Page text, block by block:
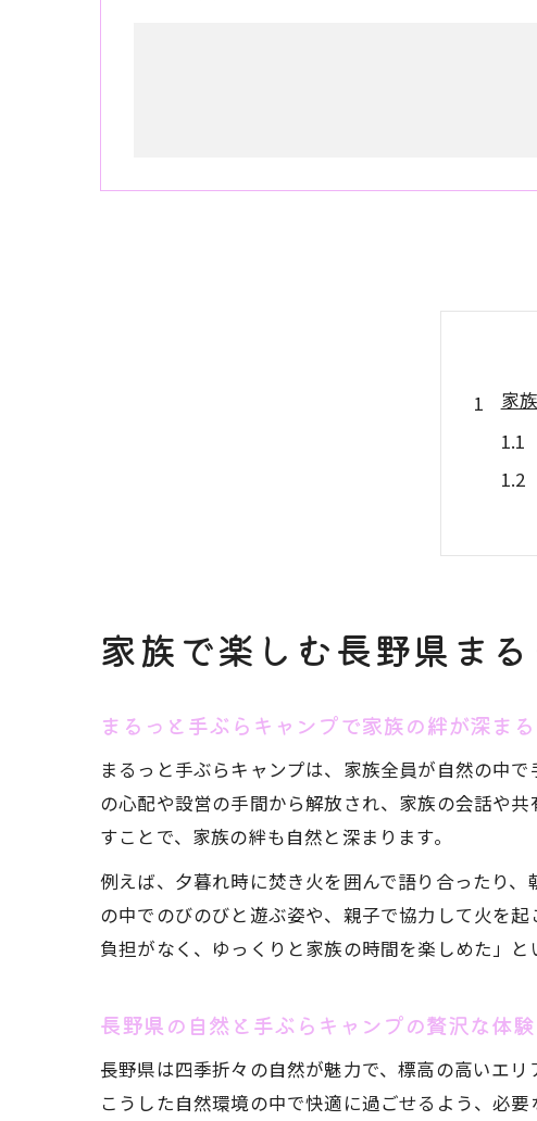
家
自
豊
家族で楽しむ長野県ま
まるっと手ぶらキャンプで家族の絆が深ま
まるっと手ぶらキャンプは、家族全員が自然の中
の心配や設営の手間から解放され、家族の会話や
すことで、家族の絆も自然と深まります。
例えば、夕暮れ時に焚き火を囲んで語り合ったり
の中でのびのびと遊ぶ姿や、親子で協力して火を
負担がなく、ゆっくりと家族の時間を楽しめた」と
長野県の自然と手ぶらキャンプの贅沢な体験
長野県は四季折々の自然が魅力で、標高の高いエ
こうした自然環境の中で快適に過ごせるよう、必